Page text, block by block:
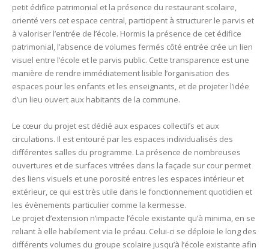
petit édifice patrimonial et la présence du restaurant scolaire,
orienté vers cet espace central, participent à structurer le parvis et
à valoriser l’entrée de l’école. Hormis la présence de cet édifice
patrimonial, l’absence de volumes fermés côté entrée crée un lien
visuel entre l’école et le parvis public. Cette transparence est une
manière de rendre immédiatement lisible l’organisation des
espaces pour les enfants et les enseignants, et de projeter l’idée
d’un lieu ouvert aux habitants de la commune.
Le cœur du projet est dédié aux espaces collectifs et aux
circulations. Il est entouré par les espaces individualisés des
différentes salles du programme. La présence de nombreuses
ouvertures et de surfaces vitrées dans la façade sur cour permet
des liens visuels et une porosité entres les espaces intérieur et
extérieur, ce qui est très utile dans le fonctionnement quotidien et
les évènements particulier comme la kermesse.
Le projet d’extension n’impacte l’école existante qu’à minima, en se
reliant à elle habilement via le préau. Celui-ci se déploie le long des
différents volumes du groupe scolaire jusqu’à l’école existante afin